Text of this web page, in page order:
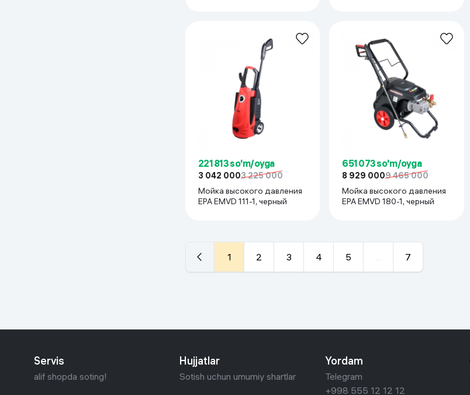
221 813 so'm/oyga
3 042 0003 225 000
Мойка высокого давления
EPA EMVD 111-1, черный
651 073 so'm/oyga
8 929 0009 465 000
Мойка высокого давления
EPA EMVD 180-1, черный
1 2 3 4 5 7
Servis
alif shopda soting!
Hujjatlar
Sotish uchun umumiy shartlar
Yordam
Telegram
+998 555 12 12 12